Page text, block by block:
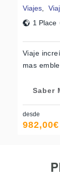
Viajes
1 Place
Viaje
mas
Saber
desde
982,00€